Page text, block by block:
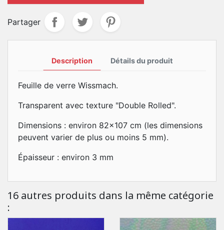
Partager
Description Détails du produit
Feuille de verre Wissmach.
Transparent avec texture "Double Rolled".
Dimensions : environ 82x107 cm (les dimensions
peuvent varier de plus ou moins 5 mm).
Épaisseur : environ 3 mm
16 autres produits dans la même catégorie
: